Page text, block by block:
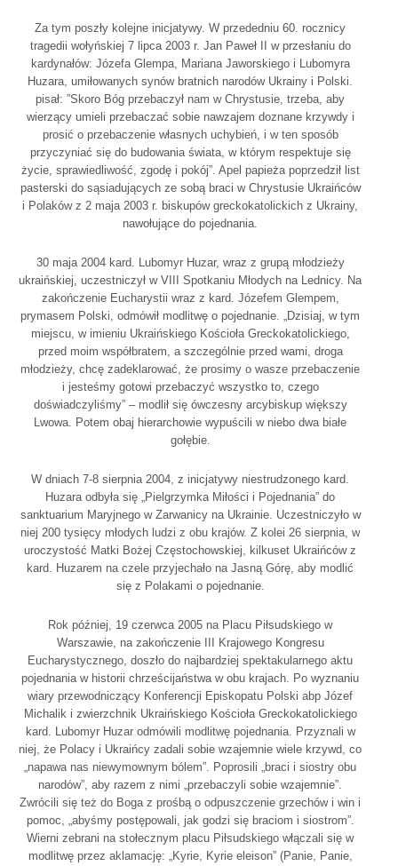
Za tym poszły kolejne inicjatywy. W przededniu 60. rocznicy
tragedii wołyńskiej 7 lipca 2003 r. Jan Paweł II w przesłaniu do
kardynałów: Józefa Glempa, Mariana Jaworskiego i Lubomyra
Huzara, umiłowanych synów bratnich narodów Ukrainy i Polski.
pisał: ”Skoro Bóg przebaczył nam w Chrystusie, trzeba, aby
wierzący umieli przebaczać sobie nawzajem doznane krzywdy i
prosić o przebaczenie własnych uchybień, i w ten sposób
przyczyniać się do budowania świata, w którym respektuje się
życie, sprawiedliwość, zgodę i pokój”. Apel papieża poprzedził list
pasterski do sąsiadujących ze sobą braci w Chrystusie Ukraińców
i Polaków z 2 maja 2003 r. biskupów greckokatolickich z Ukrainy,
nawołujące do pojednania.
30 maja 2004 kard. Lubomyr Huzar, wraz z grupą młodzieży
ukraińskiej, uczestniczył w VIII Spotkaniu Młodych na Lednicy. Na
zakończenie Eucharystii wraz z kard. Józefem Glempem,
prymasem Polski, odmówił modlitwę o pojednanie. „Dzisiaj, w tym
miejscu, w imieniu Ukraińskiego Kościoła Greckokatolickiego,
przed moim współbratem, a szczególnie przed wami, droga
młodzieży, chcę zadeklarować, że prosimy o wasze przebaczenie
i jesteśmy gotowi przebaczyć wszystko to, czego
doświadczyliśmy” – modlił się ówczesny arcybiskup większy
Lwowa. Potem obaj hierarchowie wypuścili w niebo dwa białe
gołębie.
W dniach 7-8 sierpnia 2004, z inicjatywy niestrudzonego kard.
Huzara odbyła się „Pielgrzymka Miłości i Pojednania” do
sanktuarium Maryjnego w Zarwanicy na Ukrainie. Uczestniczyło w
niej 200 tysięcy młodych ludzi z obu krajów. Z kolei 26 sierpnia, w
uroczystość Matki Bożej Częstochowskiej, kilkuset Ukraińców z
kard. Huzarem na czele przyjechało na Jasną Górę, aby modlić
się z Polakami o pojednanie.
Rok później, 19 czerwca 2005 na Placu Piłsudskiego w
Warszawie, na zakończenie III Krajowego Kongresu
Eucharystycznego, doszło do najbardziej spektakularnego aktu
pojednania w historii chrześcijaństwa w obu krajach. Po wyznaniu
wiary przewodniczący Konferencji Episkopatu Polski abp Józef
Michalik i zwierzchnik Ukraińskiego Kościoła Greckokatolickiego
kard. Lubomyr Huzar odmówili modlitwę pojednania. Przyznali w
niej, że Polacy i Ukraińcy zadali sobie wzajemnie wiele krzywd, co
„napawa nas niewymownym bólem”. Poprosili „braci i siostry obu
narodów”, aby razem z nimi „przebaczyli sobie wzajemnie”.
Zwrócili się też do Boga z prośbą o odpuszczenie grzechów i win i
pomoc, „abyśmy postępowali, jak godzi się braciom i siostrom”.
Wierni zebrani na stołecznym placu Piłsudskiego włączali się w
modlitwę przez aklamację: „Kyrie, Kyrie eleison” (Panie, Panie,